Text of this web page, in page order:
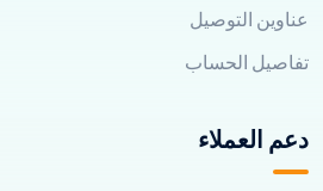
عناوين التوصيل
تفاصيل الحساب
دعم العملاء